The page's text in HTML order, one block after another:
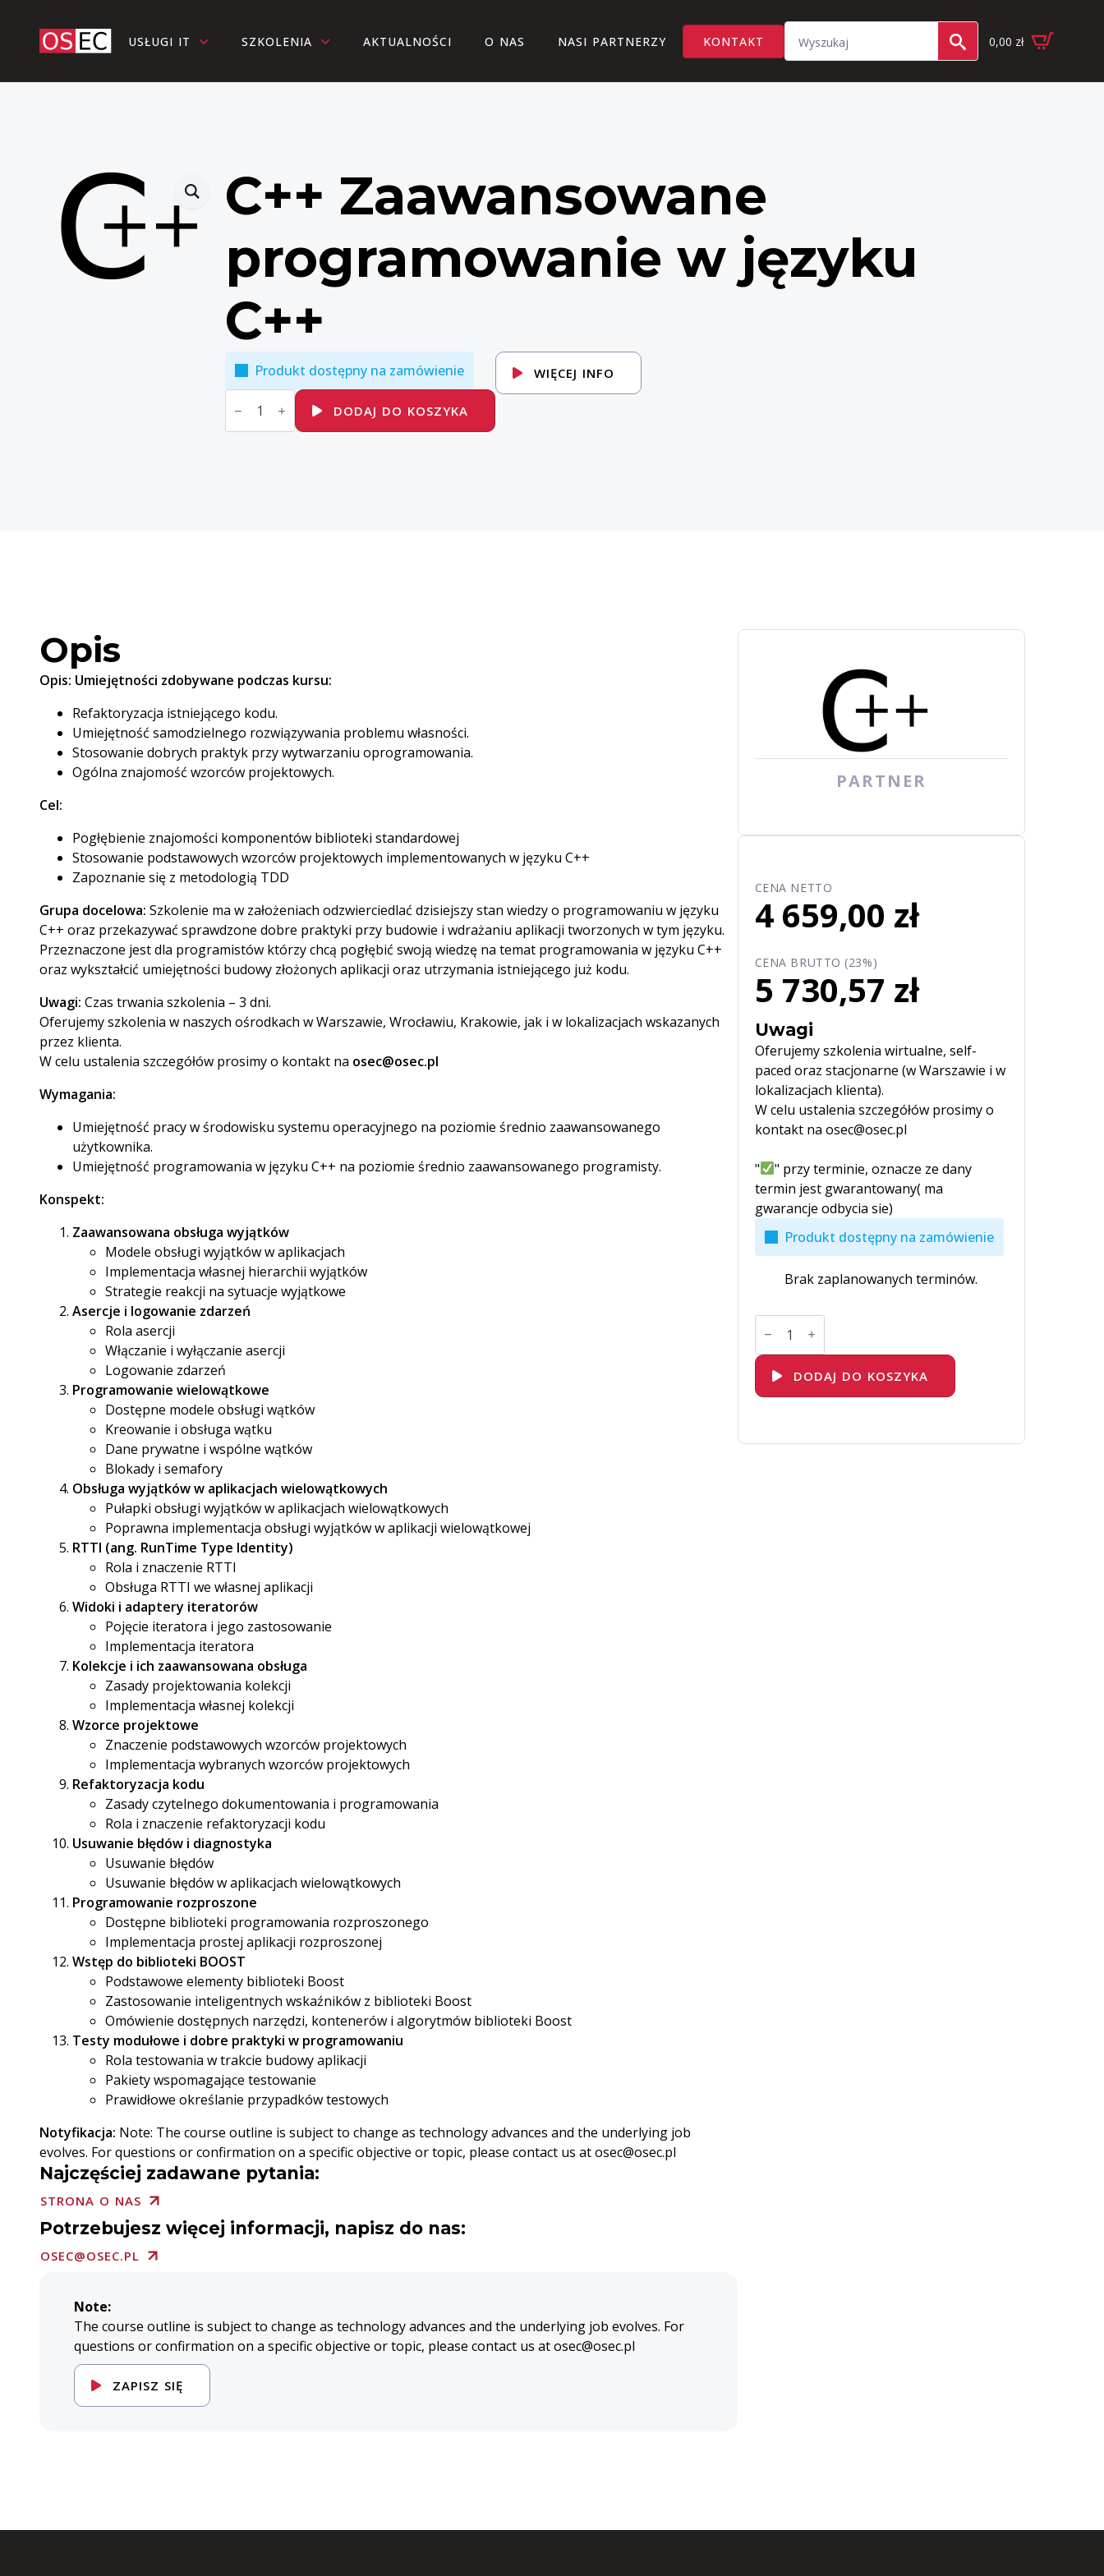
USŁUGI IT SZKOLENIA AKTUALNOŚCI O NAS NASI PARTNERZY KONTAKT
for:
0,00 zł
C++ Zaawansowane
programowanie w języku
C++
Produkt dostępny na zamówienie
ilość
C++
Zaawansowane
programowanie
DODAJ DO KOSZYKA
WIĘCEJ INFO
Opis
Opis: Umiejętności zdobywane podczas kursu:
Refaktoryzacja istniejącego kodu.
Umiejętność samodzielnego rozwiązywania problemu własności.
Stosowanie dobrych praktyk przy wytwarzaniu oprogramowania.
Ogólna znajomość wzorców projektowych.
Cel:
Pogłębienie znajomości komponentów biblioteki standardowej
Stosowanie podstawowych wzorców projektowych implementowanych w języku C++
Zapoznanie się z metodologią TDD
Grupa docelowa: Szkolenie ma w założeniach odzwierciedlać dzisiejszy stan wiedzy o programowaniu w języku
C++ oraz przekazywać sprawdzone dobre praktyki przy budowie i wdrażaniu aplikacji tworzonych w tym języku.
Przeznaczone jest dla programistów którzy chcą pogłębić swoją wiedzę na temat programowania w języku C++
oraz wykształcić umiejętności budowy złożonych aplikacji oraz utrzymania istniejącego już kodu.
Uwagi: Czas trwania szkolenia – 3 dni.
Oferujemy szkolenia w naszych ośrodkach w Warszawie, Wrocławiu, Krakowie, jak i w lokalizacjach wskazanych
przez klienta.
W celu ustalenia szczegółów prosimy o kontakt na osec@osec.pl
Wymagania:
Umiejętność pracy w środowisku systemu operacyjnego na poziomie średnio zaawansowanego
użytkownika.
Umiejętność programowania w języku C++ na poziomie średnio zaawansowanego programisty.
Konspekt:
Zaawansowana obsługa wyjątków
Modele obsługi wyjątków w aplikacjach
Implementacja własnej hierarchii wyjątków
Strategie reakcji na sytuacje wyjątkowe
Asercje i logowanie zdarzeń
Rola asercji
Włączanie i wyłączanie asercji
Logowanie zdarzeń
Programowanie wielowątkowe
Dostępne modele obsługi wątków
Kreowanie i obsługa wątku
Dane prywatne i wspólne wątków
Blokady i semafory
Obsługa wyjątków w aplikacjach wielowątkowych
Pułapki obsługi wyjątków w aplikacjach wielowątkowych
Poprawna implementacja obsługi wyjątków w aplikacji wielowątkowej
RTTI (ang. RunTime Type Identity)
Rola i znaczenie RTTI
Obsługa RTTI we własnej aplikacji
Widoki i adaptery iteratorów
Pojęcie iteratora i jego zastosowanie
Implementacja iteratora
Kolekcje i ich zaawansowana obsługa
Zasady projektowania kolekcji
Implementacja własnej kolekcji
Wzorce projektowe
Znaczenie podstawowych wzorców projektowych
Implementacja wybranych wzorców projektowych
Refaktoryzacja kodu
Zasady czytelnego dokumentowania i programowania
Rola i znaczenie refaktoryzacji kodu
Usuwanie błędów i diagnostyka
Usuwanie błędów
Usuwanie błędów w aplikacjach wielowątkowych
Programowanie rozproszone
Dostępne biblioteki programowania rozproszonego
Implementacja prostej aplikacji rozproszonej
Wstęp do biblioteki BOOST
Podstawowe elementy biblioteki Boost
Zastosowanie inteligentnych wskaźników z biblioteki Boost
Omówienie dostępnych narzędzi, kontenerów i algorytmów biblioteki Boost
Testy modułowe i dobre praktyki w programowaniu
Rola testowania w trakcie budowy aplikacji
Pakiety wspomagające testowanie
Prawidłowe określanie przypadków testowych
Notyfikacja: Note: The course outline is subject to change as technology advances and the underlying job
evolves. For questions or confirmation on a specific objective or topic, please contact us at osec@osec.pl
Najczęściej zadawane pytania:
STRONA O NAS
Potrzebujesz więcej informacji, napisz do nas:
OSEC@OSEC.PL
Note:
The course outline is subject to change as technology advances and the underlying job evolves. For
questions or confirmation on a specific objective or topic, please contact us at osec@osec.pl
ZAPISZ SIĘ
PARTNER
CENA NETTO
4 659,00 zł
CENA BRUTTO (23%)
5 730,57 zł
Uwagi
Oferujemy szkolenia wirtualne, self-
paced oraz stacjonarne (w Warszawie i w
lokalizacjach klienta).
W celu ustalenia szczegółów prosimy o
kontakt na osec@osec.pl
"
" przy terminie, oznacze ze dany
termin jest gwarantowany( ma
gwarancje odbycia sie)
Produkt dostępny na zamówienie
Brak zaplanowanych terminów.
ilość
C++
programowanie
języku
C++
DODAJ DO KOSZYKA